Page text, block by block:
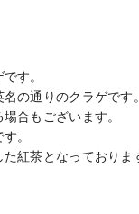
す。
の通りのクラゲです。
合もございます。
。
紅茶となっておりま